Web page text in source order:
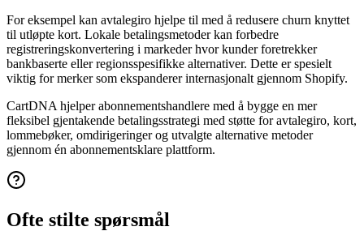
For eksempel kan avtalegiro hjelpe til med å redusere churn knyttet
til utløpte kort. Lokale betalingsmetoder kan forbedre
registreringskonvertering i markeder hvor kunder foretrekker
bankbaserte eller regionsspesifikke alternativer. Dette er spesielt
viktig for merker som ekspanderer internasjonalt gjennom Shopify.
CartDNA hjelper abonnementshandlere med å bygge en mer
fleksibel gjentakende betalingsstrategi med støtte for avtalegiro, kort,
lommebøker, omdirigeringer og utvalgte alternative metoder
gjennom én abonnementsklare plattform.
Ofte stilte spørsmål